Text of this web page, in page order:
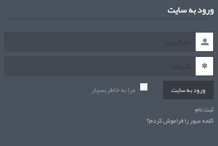
ورود به سایت
ورود به سایت مرا به خاطر بسپار
ثبت نام
کلمه عبور را فراموش کردم؟